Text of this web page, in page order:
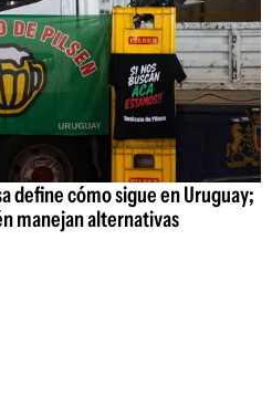
define cómo sigue en Uruguay;
manejan alternativas